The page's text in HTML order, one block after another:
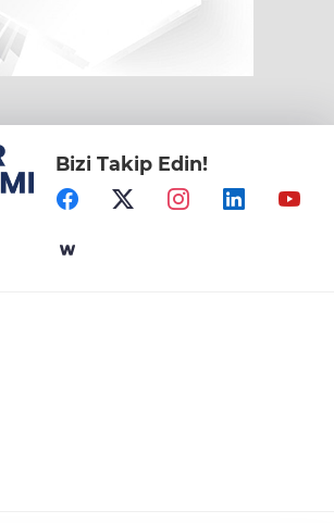
Bizi Takip Edin!